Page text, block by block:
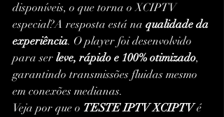
disponíveis, o que torna o XCIPTV
especial?A resposta está na qualidade da
experiência. O player foi desenvolvido
para ser leve, rápido e 100% otimizado,
garantindo transmissões fluidas mesmo
em conexões medianas.
Veja por que o TESTE IPTV XCIPTV é